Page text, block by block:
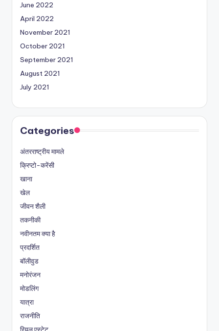
June 2022
April 2022
November 2021
October 2021
September 2021
August 2021
July 2021
Categories
अंतरराष्ट्रीय मामले
क्रिप्टो-करेंसी
खाना
खेल
जीवन शैली
तकनीकी
नवीनतम क्या है
प्रदर्शित
बॉलीवुड
मनोरंजन
मोडलिंग
यात्रा
राजनीति